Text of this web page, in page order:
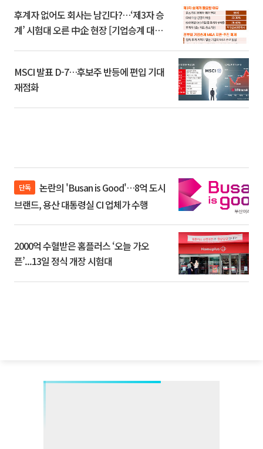
후계자 없어도 회사는 남긴다?…‘제3자 승
계’ 시험대 오른 中企 현장 [기업승계 대전
MSCI 발표 D-7…후보주 반등에 편입 기대
재점화
단독
브랜드, 용산 대통령실 CI 업체가 수행
2000억 수혈받은 홈플러스 ‘오늘 가오
픈’...13일 정식 개장 시험대